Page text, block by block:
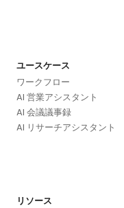
ユースケース
ワークフロー
AI 営業アシスタント
AI 会議議事録
AI リサーチアシスタント
リソース